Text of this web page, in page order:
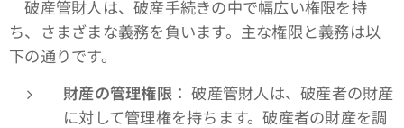
破産管財人は、破産手続きの中で幅広い権限を持
ち、さまざまな義務を負います。主な権限と義務は以
下の通りです。
財産の管理権限 ： 破産管財人は、破産者の財産
に対して管理権を持ちます。破産者の財産を調